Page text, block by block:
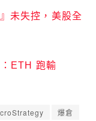
未失控，美股全
ETH 跑輸
爆倉